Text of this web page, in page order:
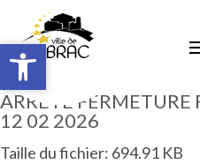
Ouvrir la barre d’outils
ARRETE
12 02 2026
Taille du fichier: 694.91 KB
Ouvrir la barre d’outils